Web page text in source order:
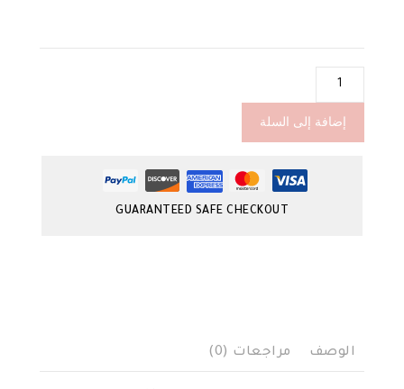
كمية
تخفيف
آلام
إضافة إلى السلة
GUARANTEED SAFE CHECKOUT
الوصف مراجعات (0)